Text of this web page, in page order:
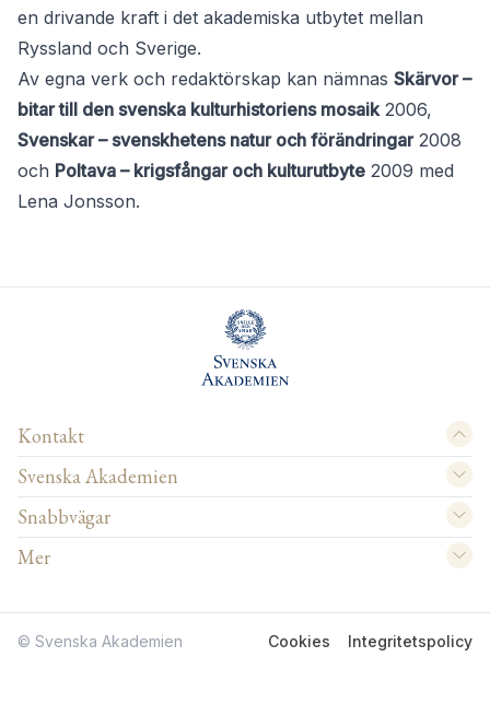
en drivande kraft i det akademiska utbytet mellan
Ryssland och Sverige.
Av egna verk och redaktörskap kan nämnas Skärvor –
bitar till den svenska kulturhistoriens mosaik2006,
Svenskar – svenskhetens natur och förändringar2008
och Poltava – krigsfångar och kulturutbyte 2009 med
Lena Jonsson.
Kontakt
Svenska Akademien
Snabbvägar
Mer
© Svenska Akademien Cookies Integritetspolicy